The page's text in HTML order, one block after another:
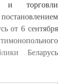
и торговли
от 6 сентября
Беларусь